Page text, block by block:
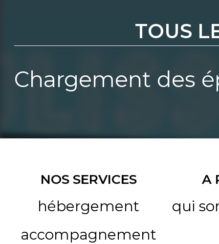
TOUS
Chargement des
NOS SERVICES
hébergement
accompagnement
A
qui